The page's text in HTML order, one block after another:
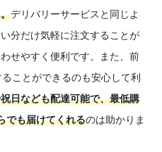
デリバリーサービスと同じよ
分だけ気軽に注文することが
せやすく便利です。また、前
ことができるのも安心して利
日なども配達可能で、最低購
でも届けてくれるのは助かりま